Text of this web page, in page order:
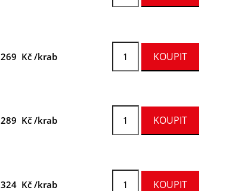
269 Kč /krab
289 Kč /krab
324 Kč /krab